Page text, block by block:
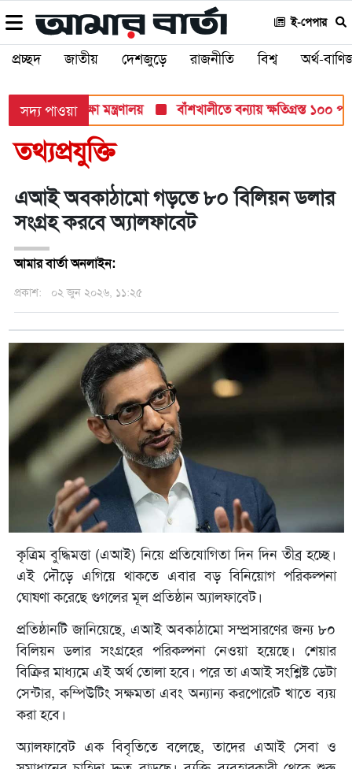
ই-পেপার
প্রচ্ছদ জাতীয় দেশজুড়ে রাজনীতি বিশ্ব অর্থ-
সদ্য পাওয়া
পরীক্ষায়: শিক্ষা মন্ত্রণালয় বাঁশখালীতে বন্যায় ক্ষতিগ্রস্ত ১০০
তথ্যপ্রযুক্তি
এআই অবকাঠামো গড়তে ৮০ বিলিয়ন ডলার
সংগ্রহ করবে অ্যালফাবেট
আমার বার্তা অনলাইন:
প্রকাশ: ০২ জুন ২০২৬, ১১:২৫
কৃত্রিম বুদ্ধিমত্তা (এআই) নিয়ে প্রতিযোগিতা দিন দিন তীব্র হচ্ছে।
এই দৌড়ে এগিয়ে থাকতে এবার বড় বিনিয়োগ পরিকল্পনা
ঘোষণা করেছে গুগলের মূল প্রতিষ্ঠান অ্যালফাবেট।
প্রতিষ্ঠানটি জানিয়েছে, এআই অবকাঠামো সম্প্রসারণের জন্য ৮০
বিলিয়ন ডলার সংগ্রহের পরিকল্পনা নেওয়া হয়েছে। শেয়ার
বিক্রির মাধ্যমে এই অর্থ তোলা হবে। পরে তা এআই সংশ্লিষ্ট ডেটা
সেন্টার, কম্পিউটিং সক্ষমতা এবং অন্যান্য করপোরেট খাতে ব্যয়
করা হবে।
অ্যালফাবেট এক বিবৃতিতে বলেছে, তাদের এআই সেবা ও